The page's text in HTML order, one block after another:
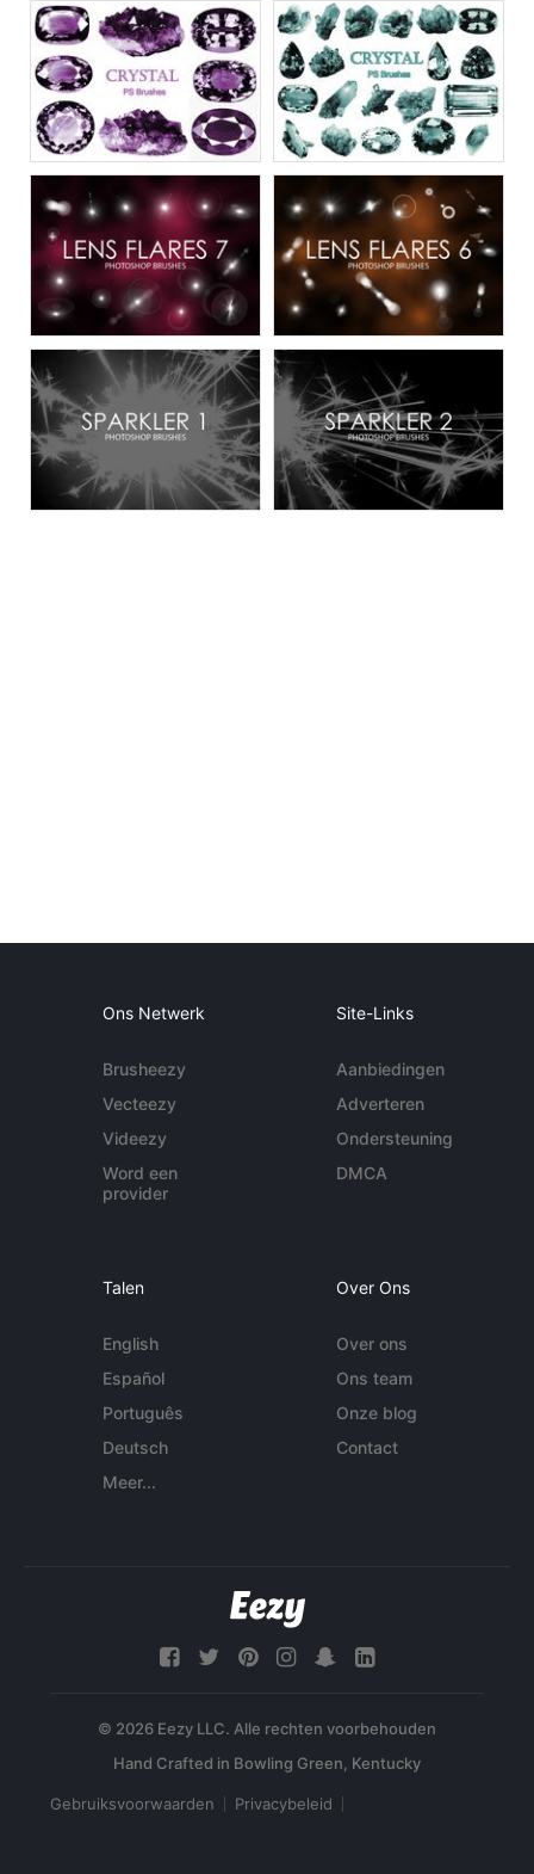
Ons Netwerk
Brusheezy
Vecteezy
Videezy
Word een
provider
Site-Links
Aanbiedingen
Adverteren
Ondersteuning
DMCA
Talen
English
Español
Português
Deutsch
Meer...
Over Ons
Over ons
Ons team
Onze blog
Contact
© 2026 Eezy LLC. Alle rechten voorbehouden
Gebruiksvoorwaarden Privacybeleid